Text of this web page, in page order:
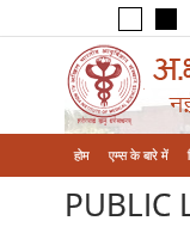
होम एम्‍स के बारे में
PUBLIC